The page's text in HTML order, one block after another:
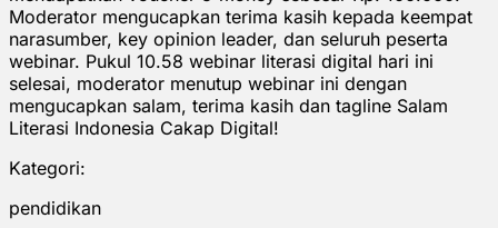
Moderator mengucapkan terima kasih kepada keempat
narasumber, key opinion leader, dan seluruh peserta
webinar. Pukul 10.58 webinar literasi digital hari ini
selesai, moderator menutup webinar ini dengan
mengucapkan salam, terima kasih dan tagline Salam
Literasi Indonesia Cakap Digital!
Kategori:
pendidikan